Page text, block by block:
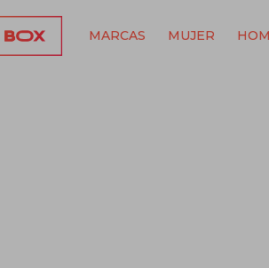
MARCAS MUJER